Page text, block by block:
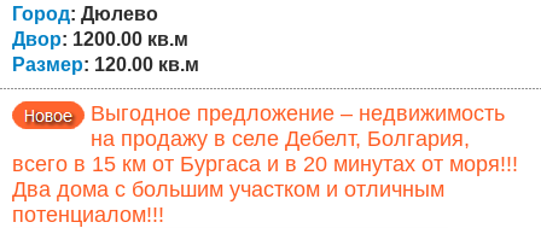
Город: Дюлево
Двор: 1200.00 кв.м
Размер: 120.00 кв.м
Выгодное предложение – недвижимость
на продажу в селе Дебелт, Болгария,
всего в 15 км от Бургаса и в 20 минутах от моря!!!
Два дома с большим участком и отличным
потенциалом!!!